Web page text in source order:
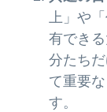
上」や
有でき
分たち
て重要
す。